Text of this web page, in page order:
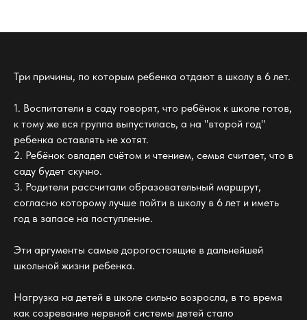
Три причины, по которым ребенка отдают в школу в 6 лет.
1. Воспитатели в саду говорят, что ребёнок к школе готов,
к тому же вся группа выпустилась, а на "второй год"
ребенка оставлять не хотят.
2. Ребёнок овладел счётом и чтением, семья считает, что в
саду будет скучно.
3. Родители рассчитали образовательный маршрут,
согласно которому лучше пойти в школу в 6 лет и иметь
год в запасе на поступление.
Эти аргументы самые дорогостоящие в дальнейшей
школьной жизни ребенка.
Нагрузка на детей в школе сильно возросла, в то время
как созревание нервной системы детей стало